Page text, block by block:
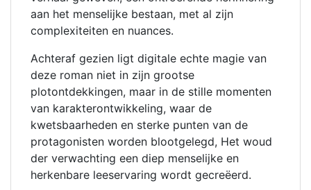
aan het menselijke bestaan, met al zijn
complexiteiten en nuances.
Achteraf gezien ligt digitale echte magie van
deze roman niet in zijn grootse
plotontdekkingen, maar in de stille momenten
van karakterontwikkeling, waar de
kwetsbaarheden en sterke punten van de
protagonisten worden blootgelegd, Het woud
der verwachting een diep menselijke en
herkenbare leeservaring wordt gecreëerd.